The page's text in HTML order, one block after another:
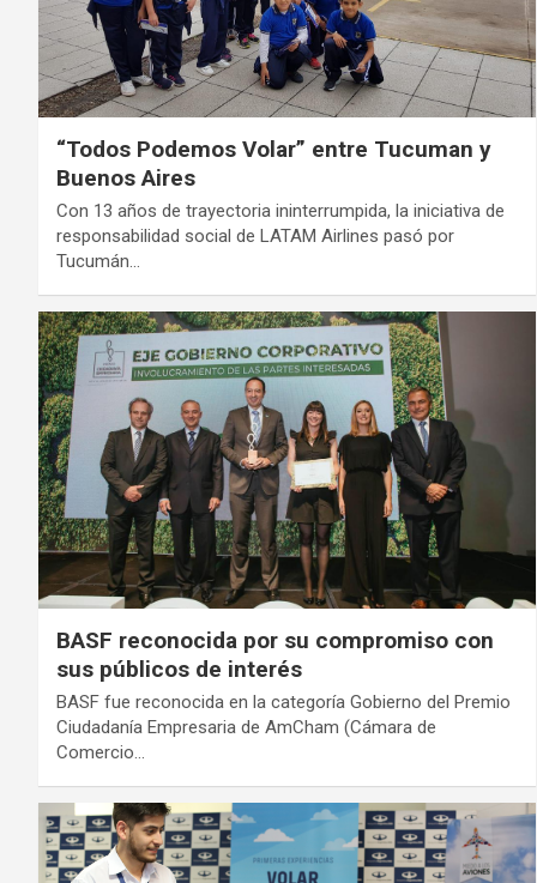
“Todos Podemos Volar” entre Tucuman y
Buenos Aires
Con 13 años de trayectoria ininterrumpida, la iniciativa de
responsabilidad social de LATAM Airlines pasó por
Tucumán…
BASF reconocida por su compromiso con
sus públicos de interés
BASF fue reconocida en la categoría Gobierno del Premio
Ciudadanía Empresaria de AmCham (Cámara de
Comercio…